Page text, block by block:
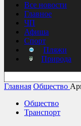
Все новости
Главное
ЧП
Афиша
Спорт
Пляжи
Природа
Главная Общество
Общество
Транспорт